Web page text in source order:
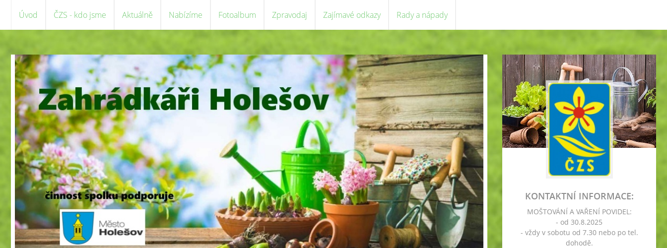
Úvod ČZS - kdo jsme Aktuálně Nabízíme Fotoalbum Zpravodaj Zajímavé odkazy Rady a nápady
KONTAKTNÍ INFORMACE:
MOŠTOVÁNÍ A VAŘENÍ POVIDEL:
- od 30.8.2025
- vždy v sobotu od 7.30 nebo po tel.
dohodě.